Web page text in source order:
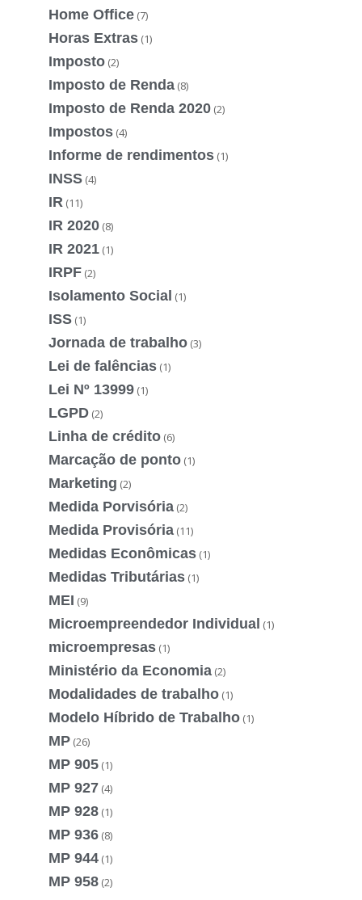
Home Office (7)
Horas Extras (1)
Imposto (2)
Imposto de Renda (8)
Imposto de Renda 2020 (2)
Impostos (4)
Informe de rendimentos (1)
INSS (4)
IR (11)
IR 2020 (8)
IR 2021 (1)
IRPF (2)
Isolamento Social (1)
ISS (1)
Jornada de trabalho (3)
Lei de falências (1)
Lei Nº 13999 (1)
LGPD (2)
Linha de crédito (6)
Marcação de ponto (1)
Marketing (2)
Medida Porvisória (2)
Medida Provisória (11)
Medidas Econômicas (1)
Medidas Tributárias (1)
MEI (9)
Microempreendedor Individual (1)
microempresas (1)
Ministério da Economia (2)
Modalidades de trabalho (1)
Modelo Híbrido de Trabalho (1)
MP (26)
MP 905 (1)
MP 927 (4)
MP 928 (1)
MP 936 (8)
MP 944 (1)
MP 958 (2)